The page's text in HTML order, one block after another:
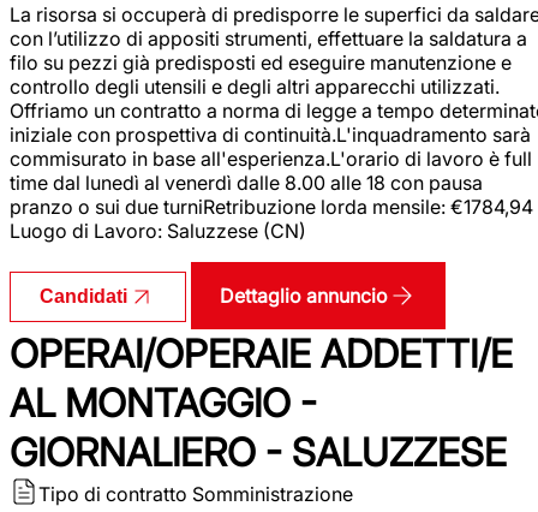
La risorsa si occuperà di predisporre le superfici da
con l’utilizzo di appositi strumenti, effettuare la saldatura a
filo su pezzi già predisposti ed eseguire manutenzione e
controllo degli utensili e degli altri apparecchi utilizzati.
Offriamo un contratto a norma di legge a tempo
iniziale con prospettiva di continuità.L'inquadramento sarà
commisurato in base all'esperienza.L'orario di lavoro è full
time dal lunedì al venerdì dalle 8.00 alle 18 con pausa
pranzo o sui due turniRetribuzione lorda mensile: €1784,94
Luogo di Lavoro: Saluzzese (CN)
Candidati Dettaglio annuncio
OPERAI/OPERAIE ADDETTI/E
AL MONTAGGIO -
GIORNALIERO - SALUZZESE
Tipo di contratto Somministrazione